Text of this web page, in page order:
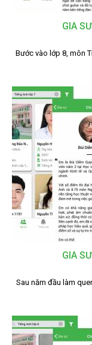
GIA
Bước vào lớp 8, môn
GIA
Sau năm đầu làm